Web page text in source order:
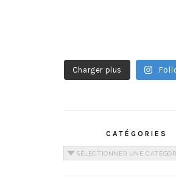
Charger plus
CATÉGORIES
Catégories